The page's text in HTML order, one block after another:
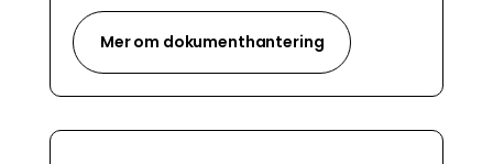
Mer om dokumenthantering